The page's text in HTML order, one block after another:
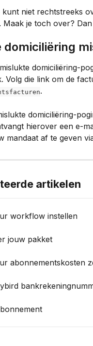
kunt niet rechtstreeks
Maak je toch over?
domiciliëring
domiciliëring-
Volg die link om de
.
domiciliëring-
hierover een e-
mandaat af te geven
artikelen
workflow instellen
jouw pakket
abonnementskosten